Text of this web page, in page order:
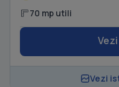
70 mp utili
Vezi